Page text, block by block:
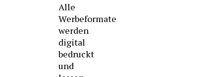
Alle
Werbeformate
werden
digital
bedruckt
und